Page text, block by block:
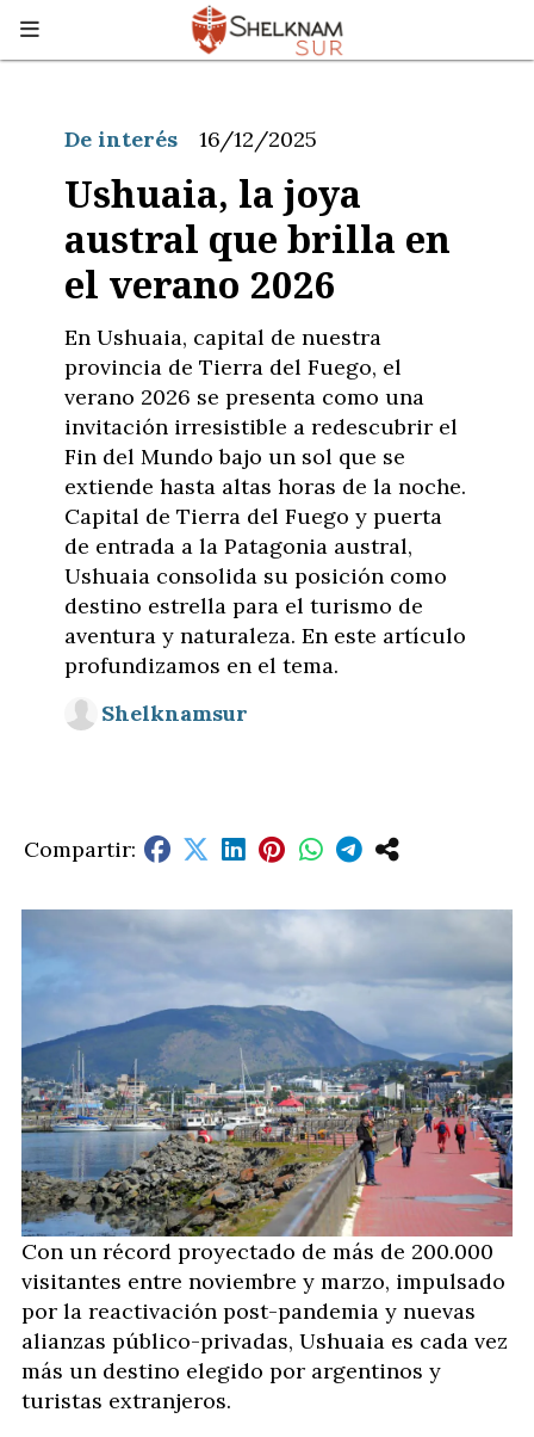
Ushuaia, la joya
austral que brilla en
el verano 2026
En Ushuaia, capital de nuestra
provincia de Tierra del Fuego, el
verano 2026 se presenta como una
invitación irresistible a redescubrir el
Fin del Mundo bajo un sol que se
extiende hasta altas horas de la noche.
Capital de Tierra del Fuego y puerta
de entrada a la Patagonia austral,
Ushuaia consolida su posición como
destino estrella para el turismo de
aventura y naturaleza. En este artículo
profundizamos en el tema.
De interés 16/12/2025
Shelknamsur
Con un récord proyectado de más de 200.000
visitantes entre noviembre y marzo, impulsado
por la reactivación post-pandemia y nuevas
alianzas público-privadas, Ushuaia es cada vez
más un destino elegido por argentinos y
turistas extranjeros.